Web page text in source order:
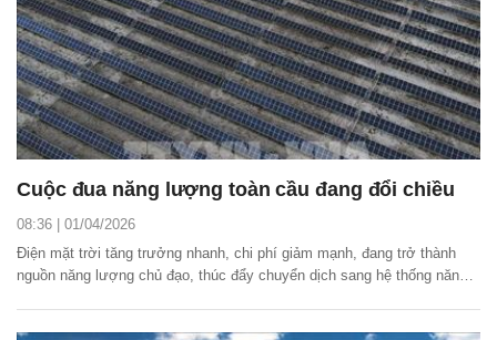
Cuộc đua năng lượng toàn cầu đang đổi chiều
08:36 | 01/04/2026
Điện mặt trời tăng trưởng nhanh, chi phí giảm mạnh, đang trở thành
nguồn năng lượng chủ đạo, thúc đẩy chuyển dịch sang hệ thống năng